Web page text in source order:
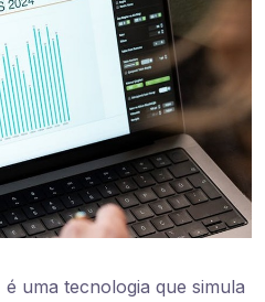
é uma tecnologia que simula